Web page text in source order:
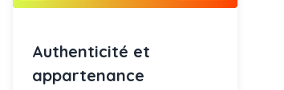
Authenticité et
appartenance